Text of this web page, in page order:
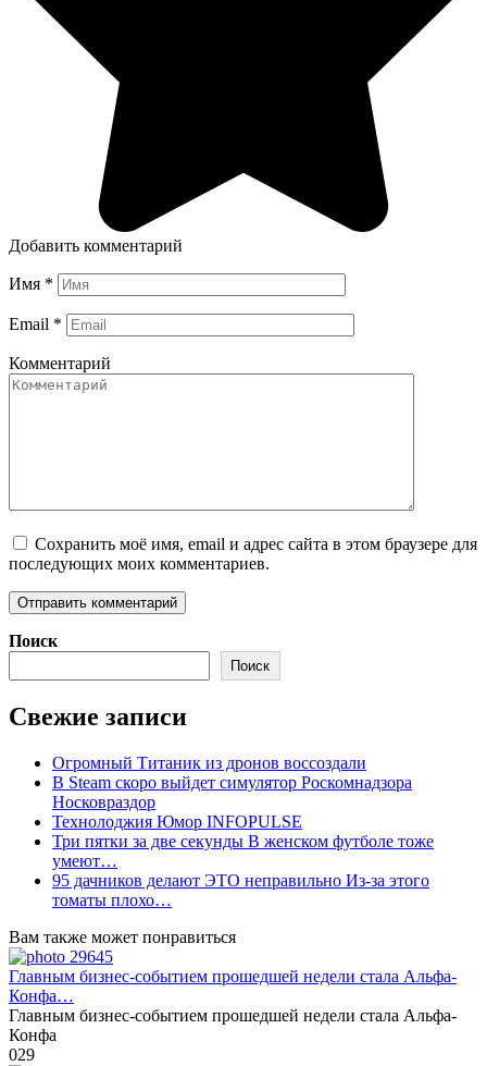
Добавить комментарий
Имя *
Email *
Комментарий
Сохранить моё имя, email и адрес сайта в этом браузере для
последующих моих комментариев.
Поиск
Поиск
Свежие записи
Огромный Титаник из дронов воссоздали
В Steam скоро выйдет симулятор Роскомнадзора
Носковраздор
Технолоджия Юмор INFOPULSE
Три пятки за две секунды В женском футболе тоже
умеют…
95 дачников делают ЭТО неправильно Из-за этого
томаты плохо…
Вам также может понравиться
Главным бизнес-событием прошедшей недели стала Альфа-
Конфа…
Главным бизнес-событием прошедшей недели стала Альфа-
Конфа
029